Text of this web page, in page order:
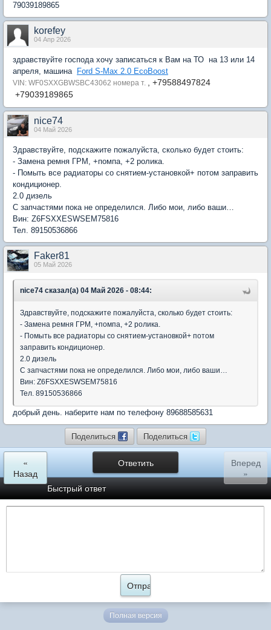
79039189865
korefey
04 Апр 2026
здравствуйте господа хочу записаться к Вам на ТО на 13 или 14
апреля, машина Ford S-Max 2.0 EcoBoost
VIN: WF0SXXGBWSBC43062 номера т.
, +79588497824
+79039189865
nice74
04 Май 2026
Здравствуйте, подскажите пожалуйста, сколько будет стоить:
- Замена ремня ГРМ, +помпа, +2 ролика.
- Помыть все радиаторы со снятием-установкой+ потом заправить
кондиционер.
2.0 дизель
С запчастями пока не определился. Либо мои, либо ваши…
Вин: Z6FSXXESWSEM75816
Тел. 89150536866
Faker81
05 Май 2026
nice74 сказал(а) 04 Май 2026 - 08:44:
Здравствуйте, подскажите пожалуйста, сколько будет стоить:
- Замена ремня ГРМ, +помпа, +2 ролика.
- Помыть все радиаторы со снятием-установкой+ потом
заправить кондиционер.
2.0 дизель
С запчастями пока не определился. Либо мои, либо ваши…
Вин: Z6FSXXESWSEM75816
Тел. 89150536866
добрый день. наберите нам по телефону 89688585631
Поделиться Поделиться
Ответить
«
Назад
Вперед
»
Быстрый ответ
Полная версия